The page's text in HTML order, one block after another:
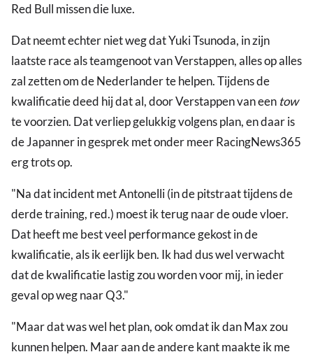
Red Bull missen die luxe.
Dat neemt echter niet weg dat Yuki Tsunoda, in zijn
laatste race als teamgenoot van Verstappen, alles op alles
zal zetten om de Nederlander te helpen. Tijdens de
kwalificatie deed hij dat al, door Verstappen van een tow
te voorzien. Dat verliep gelukkig volgens plan, en daar is
de Japanner in gesprek met onder meer RacingNews365
erg trots op.
"Na dat incident met Antonelli (in de pitstraat tijdens de
derde training, red.) moest ik terug naar de oude vloer.
Dat heeft me best veel performance gekost in de
kwalificatie, als ik eerlijk ben. Ik had dus wel verwacht
dat de kwalificatie lastig zou worden voor mij, in ieder
geval op weg naar Q3."
"Maar dat was wel het plan, ook omdat ik dan Max zou
kunnen helpen. Maar aan de andere kant maakte ik me